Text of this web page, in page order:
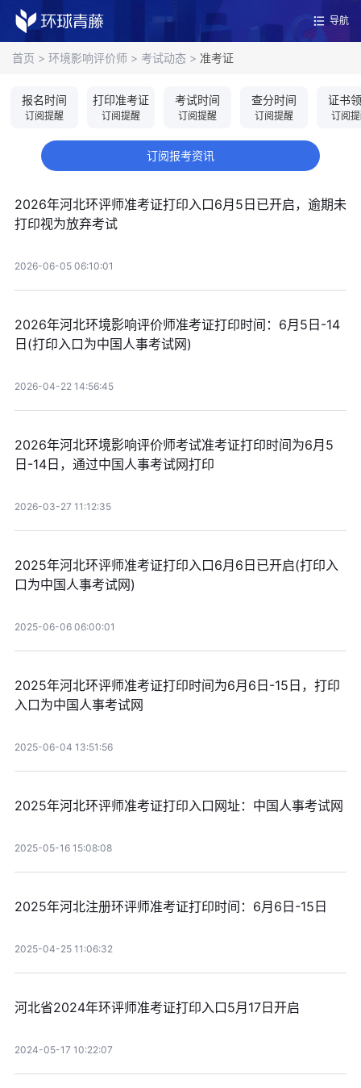
导航
首页 > 环境影响评价师 > 考试动态 > 准考证
报名时间
订阅提醒
打印准考证
订阅提醒
考试时间
订阅提醒
查分时间
订阅提醒
证书
订阅
订阅报考资讯
2026年河北环评师准考证打印入口6月5日已开启，逾期未
打印视为放弃考试
2026-06-05 06:10:01
2026年河北环境影响评价师准考证打印时间：6月5日-14
日(打印入口为中国人事考试网)
2026-04-22 14:56:45
2026年河北环境影响评价师考试准考证打印时间为6月5
日-14日，通过中国人事考试网打印
2026-03-27 11:12:35
2025年河北环评师准考证打印入口6月6日已开启(打印入
口为中国人事考试网)
2025-06-06 06:00:01
2025年河北环评师准考证打印时间为6月6日-15日，打印
入口为中国人事考试网
2025-06-04 13:51:56
2025年河北环评师准考证打印入口网址：中国人事考试网
2025-05-16 15:08:08
2025年河北注册环评师准考证打印时间：6月6日-15日
2025-04-25 11:06:32
河北省2024年环评师准考证打印入口5月17日开启
2024-05-17 10:22:07